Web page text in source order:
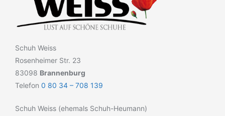
Schuh Weiss
Rosenheimer Str. 23
83098 Brannenburg
Telefon 0 80 34 – 708 139
Schuh Weiss (ehemals Schuh-Heumann)